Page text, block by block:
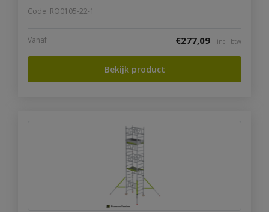
Code: RO0105-22-1
Vanaf €277,09 incl. btw
Bekijk product